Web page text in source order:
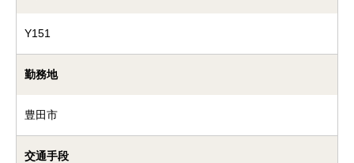
Y151
勤務地
豊田市
交通手段